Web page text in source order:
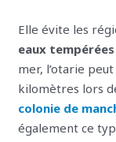
Elle évite les
eaux
mer, l’otarie
kilomètres lors
colonie de
également ce